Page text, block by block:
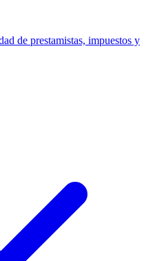
de prestamistas, impuestos y